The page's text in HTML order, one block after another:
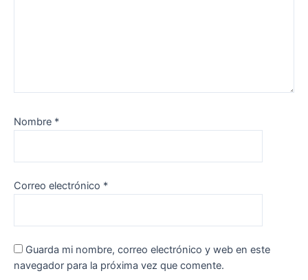
Nombre *
Correo electrónico *
Guarda mi nombre, correo electrónico y web en este
navegador para la próxima vez que comente.